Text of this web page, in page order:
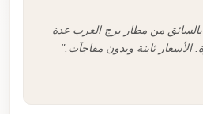
من مطار برج العرب عدة
الأسعار ثابتة وبدون مفاجآت."